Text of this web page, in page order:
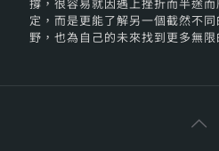
定，而是更能了解另一個截然不
野，也為自己的未來找到更多無限